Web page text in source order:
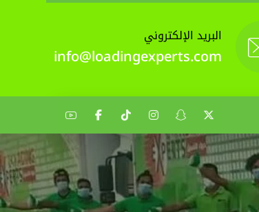
البريد الإلكتروني
info@loadingexperts.com